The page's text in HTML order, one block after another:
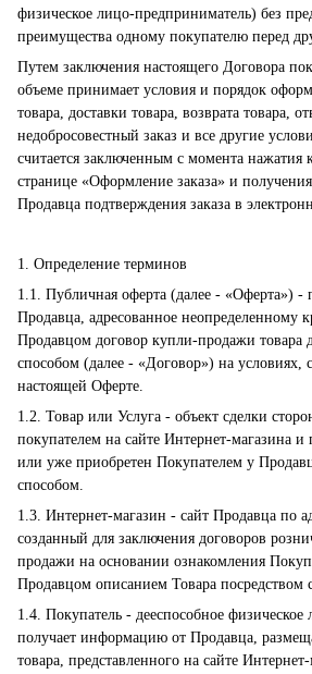
физическое лицо-предприниматель) без
преимущества одному покупателю перед
Путем заключения настоящего Договора
объеме принимает условия и порядок
товара, доставки товара, возврата товара,
недобросовестный заказ и все другие
считается заключенным с момента нажатия
странице «Оформление заказа» и
Продавца подтверждения заказа в
1. Определение терминов
1.1. Публичная оферта (далее - «Оферта») -
Продавца, адресованное неопределенному
Продавцом договор купли-продажи товара
способом (далее - «Договор») на условиях,
настоящей Оферте.
1.2. Товар или Услуга - объект сделки
покупателем на сайте Интернет-магазина
или уже приобретен Покупателем у
способом.
1.3. Интернет-магазин - сайт Продавца по
созданный для заключения договоров
продажи на основании ознакомления
Продавцом описанием Товара посредством
1.4. Покупатель - дееспособное физическое
получает информацию от Продавца,
товара, представленного на сайте